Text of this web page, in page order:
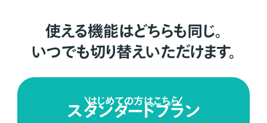
使える機能はどちらも同じ。
いつでも切り替えいただけます。
はじめての方はこちら
スタンダードプラン